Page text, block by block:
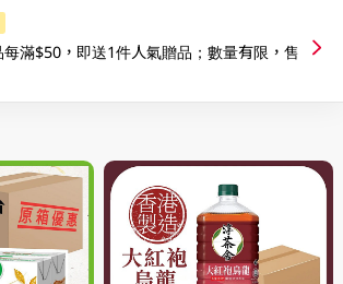
滿$50，即送1件人氣贈品；數量有限，售